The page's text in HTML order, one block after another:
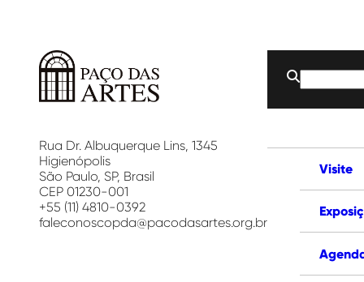
Artes
Rua Dr. Albuquerque Lins, 1345
Higienópolis
São Paulo, SP, Brasil
CEP 01230-001
+55 (11) 4810-0392
faleconoscopda@pacodasartes.org.br
Buscar
por:
Visite